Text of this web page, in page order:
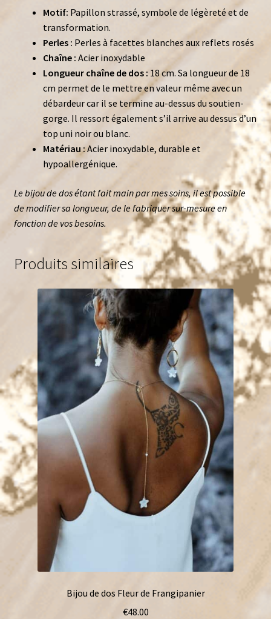
Motif: Papillon strassé, symbole de légèreté et de
transformation.
Perles : Perles à facettes blanches aux reflets rosés
Chaîne : Acier inoxydable
Longueur chaîne de dos : 18 cm. Sa longueur de 18
cm permet de le mettre en valeur même avec un
débardeur car il se termine au-dessus du soutien-
gorge. Il ressort également s’il arrive au dessus d’un
top uni noir ou blanc.
Matériau :Acier inoxydable, durable et
hypoallergénique.
Le bijou de dos étant fait main par mes soins, il est possible
de modifier sa longueur, de le fabriquer sur-mesure en
fonction de vos besoins.
Produits similaires
Bijou de dos Fleur de Frangipanier
€48.00